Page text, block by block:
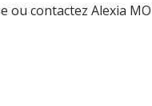
contactez Alexia